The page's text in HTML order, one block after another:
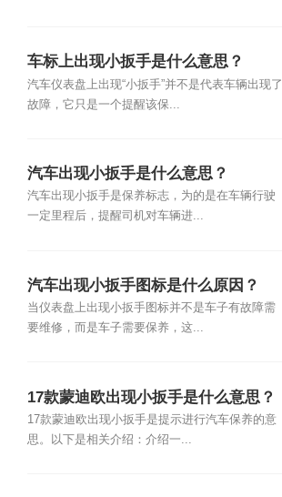
车标上出现小扳手是什么意思？
汽车仪表盘上出现“小扳手”并不是代表车辆出现了
故障，它只是一个提醒该保...
汽车出现小扳手是什么意思？
汽车出现小扳手是保养标志，为的是在车辆行驶
一定里程后，提醒司机对车辆进...
汽车出现小扳手图标是什么原因？
当仪表盘上出现小扳手图标并不是车子有故障需
要维修，而是车子需要保养，这...
17款蒙迪欧出现小扳手是什么意思？
17款蒙迪欧出现小扳手是提示进行汽车保养的意
思。以下是相关介绍：介绍一...